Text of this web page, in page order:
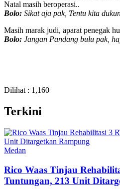
Natal masih beroperasi..
Bolo: Sikat aja pak, Tentu kita
Masih marak judi, aparat penegak
Bolo: Jangan Pandang bulu pak,
Dilihat : 1,160
Terkini
Medan
Rico Waas Tinjau
Tuntungan, 213 Unit